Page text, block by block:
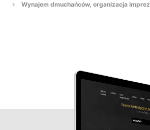
Wynajem dmuchańców, organizacja imprez